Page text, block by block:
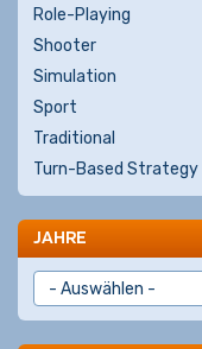
Role-Playing
Shooter
Simulation
Sport
Traditional
Turn-Based Strategy
JAHRE